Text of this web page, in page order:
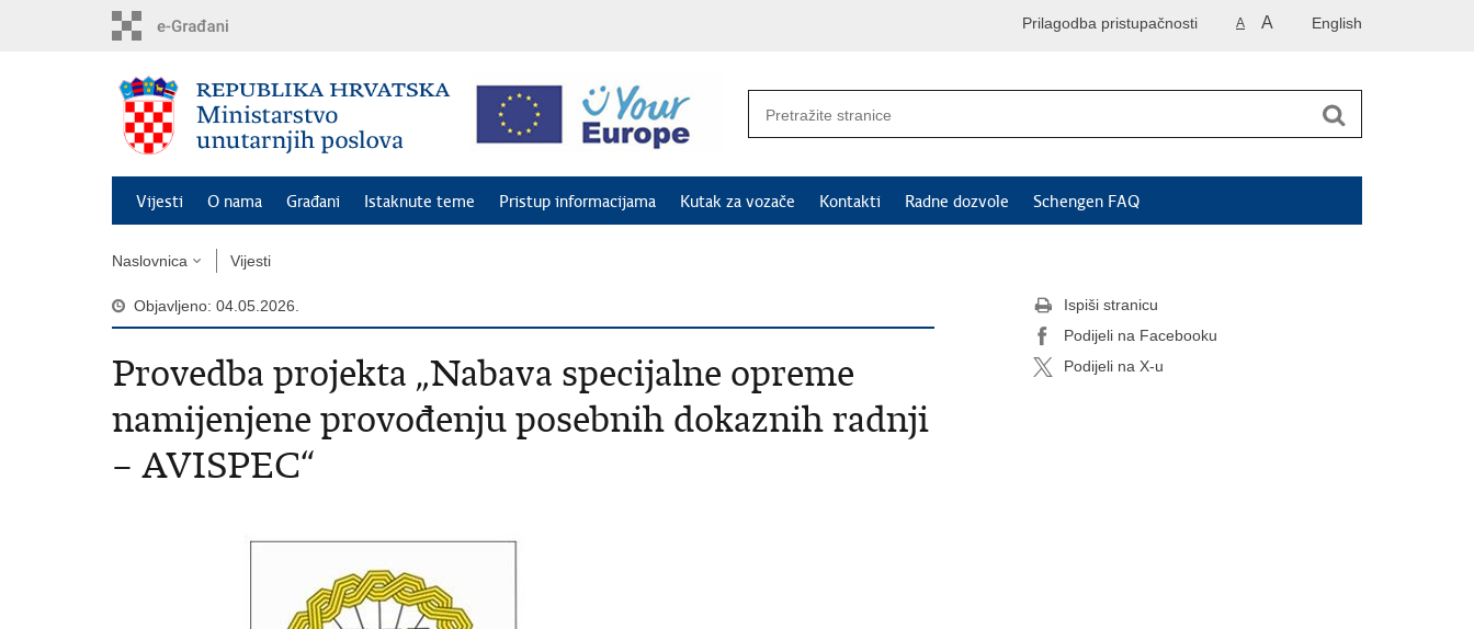
English
A A
Prilagodba pristupačnosti
Vijesti O nama Građani Istaknute teme Pristup informacijama Kutak za vozače Kontakti Radne dozvole Schengen FAQ
Naslovnica Vijesti
Objavljeno: 04.05.2026.
Provedba projekta „Nabava specijalne opreme
namijenjene provođenju posebnih dokaznih radnji
– AVISPEC“
Ispiši stranicu
Podijeli na Facebooku
Podijeli na X-u